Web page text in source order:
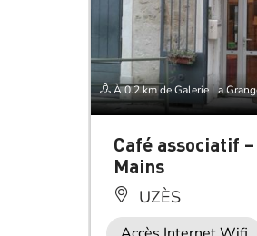
À 0.2 km de Galerie La
Café associatif
Mains
UZÈS